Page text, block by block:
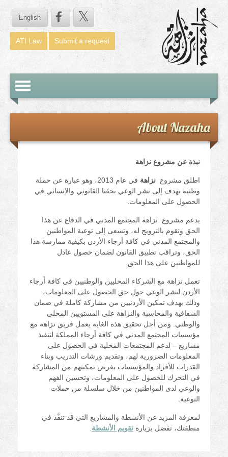
English
Submit a request
ATI Law
Toggle
About Nazaha
نبذة عن مشروع نزاهة
اطلق مشروعنزاهة
في عام 2013، وهو عبارة عن حملة
وطنية تهدف إلى نشر الوعي بحقنا القانوني والإنساني في
الحصول على المعلومات.
يدعم مشروع نزاهة المجتمع المدني في الدفاع عن هذا
الحق وتقوم بالترويج له، وتسعى إلى توعية المواطنين
والمجتمع المدني في كافة أرجاء الأردن بكيفية ممارسة هذا
الحق، وتراقب تطبيق القانون لضمان حصول عادل
للمواطنين على هذا الحق.
تعمل نزاهة مع الشركاء المحليين والوطنيين في كافة أرجاء
الأردن لنشر الوعي حول حق الحصول على المعلومات،
وذلك بهدف تمكين الأردنيين من مشاركة كاملة في ضمان
الشفافية والمحاسبة والنزاهة على المستويين المحلي
والوطني. ومن أجل تحقيق هذه الغاية يعمل فريق نزاهة مع
مؤسسات المجتمع المدني في كافة أرجاء المملكة لتنفيذ
مشاريع – لدعم المجتمعات المحلية في الحصول على
المعلومات الضرورية لهم، وتقديم ورشات التدريب وبناء
القدرات للأفراد والمؤسسات بغرض تمكينهم من المشاركة
في التحرك للحصول على المعلومات، وتحسين الفهم
والوعي لدى المواطنين من خلال سلسلة من حملات
التوعية.
لمعرفة المزيد عن الأنشطة والمشاريع التي قد تنفَّذ في
منطقتك، تفضل بزيارةتقويم الأنشطة